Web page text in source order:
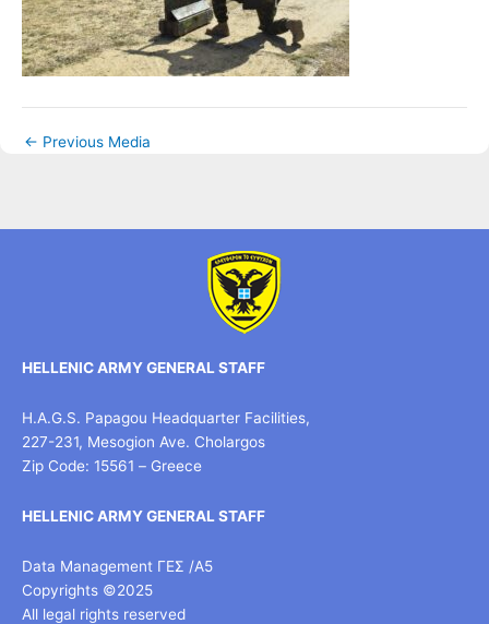
← Previous Media
HELLENIC ARMY GENERAL STAFF
H.A.G.S. Papagou Headquarter Facilities,
227-231, Mesogion Ave. Cholargos
Zip Code: 15561 – Greece
HELLENIC ARMY GENERAL STAFF
Data Management ΓΕΣ /Α5
Copyrights ©2025
All legal rights reserved